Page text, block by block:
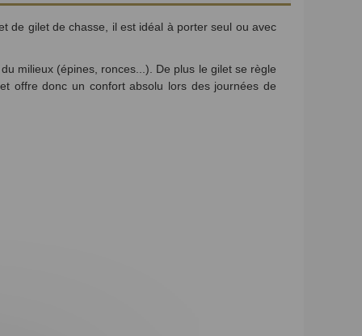
de gilet de chasse, il est idéal à porter seul ou avec
milieux (épines, ronces...) . De plus le gilet se règle
offre donc un confort absolu lors des journées de